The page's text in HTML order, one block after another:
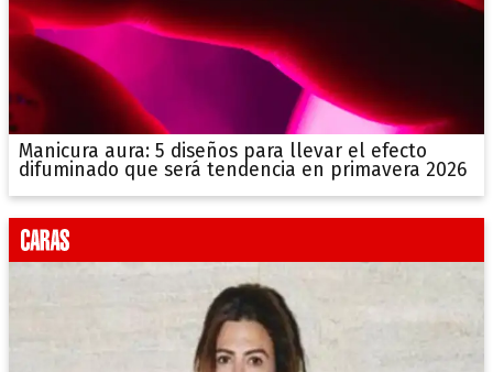
Manicura aura: 5 diseños para llevar el efecto
difuminado que será tendencia en primavera 2026